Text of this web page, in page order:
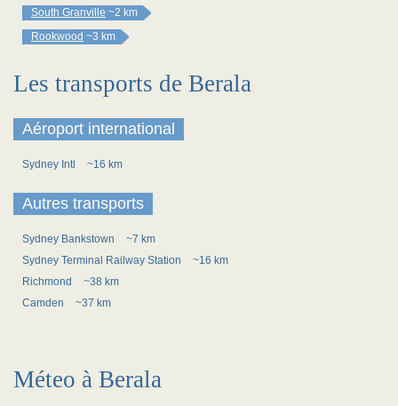
South Granville ~2 km
Rookwood ~3 km
Les transports de Berala
Aéroport international
Sydney Intl ~16 km
Autres transports
Sydney Bankstown
~7 km
Sydney Terminal Railway Station
~16 km
Richmond
~38 km
Camden
~37 km
Méteo à Berala